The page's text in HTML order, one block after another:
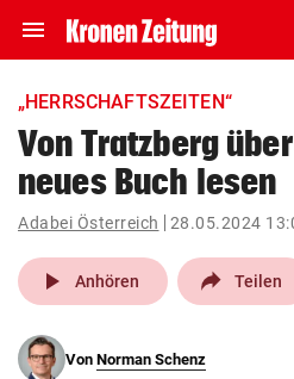
menu Navigation
ein-/ausklappen
account_circle Anmelden
pin_drop
Wien
„HERRSCHAFTSZEITEN“
Von Tratzberg
neues Buch lesen
Adabei Österreich 28.05.2024
play_arrow Anhören Teilen
Von Norman Schenz